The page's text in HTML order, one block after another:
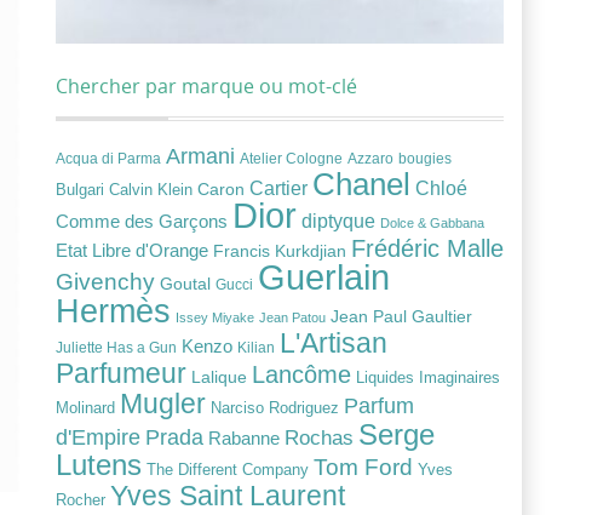
Chercher par marque ou mot-clé
Acqua di Parma Armani Atelier Cologne Azzaro bougies
Bulgari Calvin Klein Caron Cartier Chanel Chloé
Comme des Garçons Dior diptyque Dolce & Gabbana
Etat Libre d'Orange Francis Kurkdjian Frédéric Malle
Givenchy Goutal Gucci Guerlain
Hermès Issey Miyake Jean Patou Jean Paul Gaultier
Juliette Has a Gun Kenzo Kilian L'Artisan
Parfumeur Lalique Lancôme Liquides Imaginaires
Molinard Mugler Narciso Rodriguez Parfum
d'Empire Prada Rabanne Rochas Serge
Lutens
The Different Company Tom Ford Yves
Rocher Yves Saint Laurent